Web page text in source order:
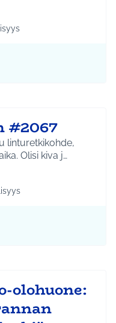
Hyvinvointi ja
#2067
linturetkikohde,
Olisi kiva j…
Hyvinvointi ja
olohuone: